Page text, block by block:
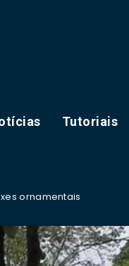
Tutoriais
ornamentais